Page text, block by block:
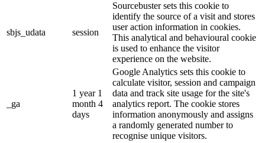
sbjs_udata session
Sourcebuster sets this cookie to
identify the source of a visit and stores
user action information in cookies.
This analytical and behavioural cookie
is used to enhance the visitor
experience on the website.
_ga
1 year 1
month 4
days
Google Analytics sets this cookie to
calculate visitor, session and campaign
data and track site usage for the site's
analytics report. The cookie stores
information anonymously and assigns
a randomly generated number to
recognise unique visitors.